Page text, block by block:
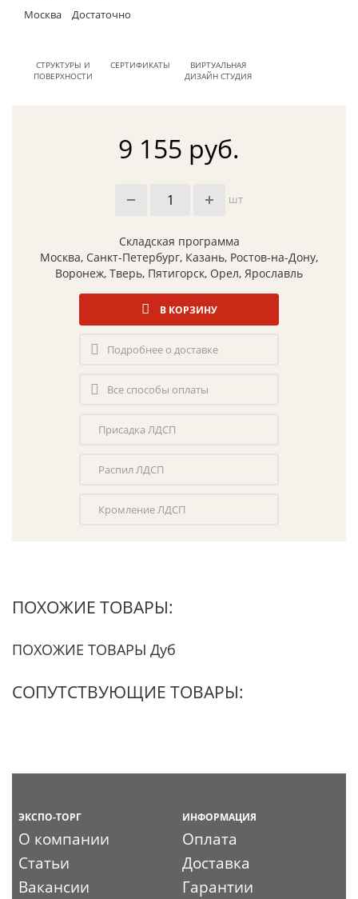
Москва
Достаточно
СТРУКТУРЫ И
ПОВЕРХНОСТИ
СЕРТИФИКАТЫ
ВИРТУАЛЬНАЯ
ДИЗАЙН СТУДИЯ
9 155 руб.
шт
Складская программа
Москва, Санкт-Петербург, Казань, Ростов-на-Дону,
Воронеж, Тверь, Пятигорск, Орел, Ярославль
В КОРЗИНУ
Подробнее о доставке
Все способы оплаты
Присадка ЛДСП
Распил ЛДСП
Кромление ЛДСП
ПОХОЖИЕ ТОВАРЫ:
ПОХОЖИЕ ТОВАРЫ Дуб
СОПУТСТВУЮЩИЕ ТОВАРЫ:
ЭКСПО-ТОРГ
О компании
Статьи
Вакансии
ИНФОРМАЦИЯ
Оплата
Доставка
Гарантии